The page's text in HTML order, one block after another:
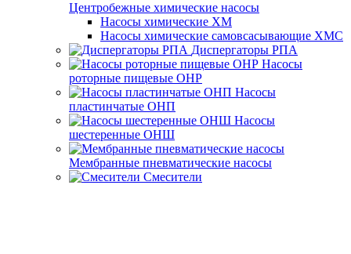
Центробежные химические насосы
Насосы химические ХМ
Насосы химические самовсасывающие ХМС
Диспергаторы РПА
Насосы
роторные пищевые ОНР
Насосы
пластинчатые ОНП
Насосы
шестеренные ОНШ
Мембранные пневматические насосы
Смесители